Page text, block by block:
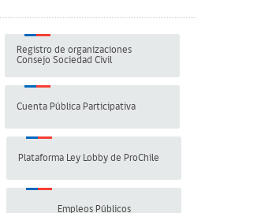
Registro de organizaciones
Consejo Sociedad Civil
Cuenta Pública Participativa
Plataforma Ley Lobby de ProChile
Empleos Públicos